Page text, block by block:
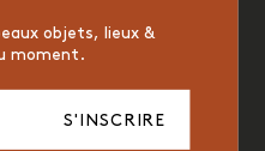
objets, lieux &
moment.
S'INSCRIRE